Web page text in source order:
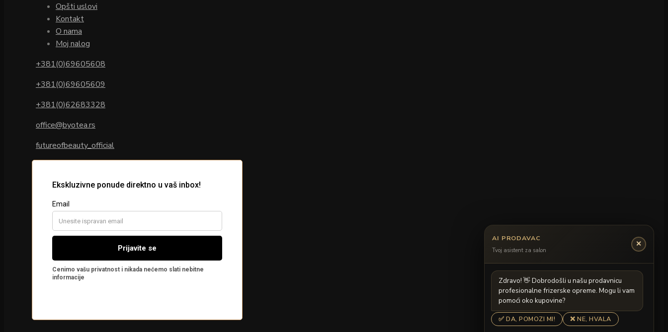
Opšti uslovi
Kontakt
O nama
Moj nalog
+381(0)69605608
+381(0)69605609
+381(0)62683328
office@byotea.rs
futureofbeauty_official
AI PRODAVAC
Tvoj asistent za salon
✕
Zdravo! Dobrodošli u našu prodavnicu
profesionalne frizerske opreme. Mogu li vam
pomoći oko kupovine?
✅ DA, POMOZI MI! ❌ NE, HVALA